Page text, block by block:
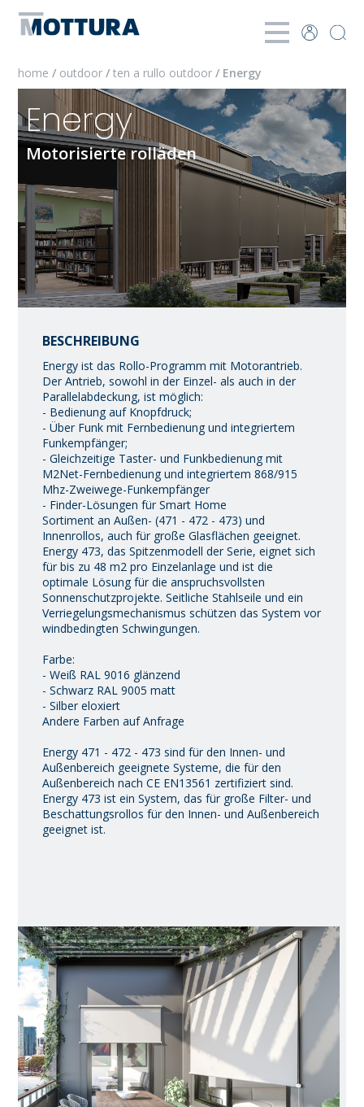
home / outdoor/ten a rullo outdoor/ Energy
Energy
Motorisierte rolläden
BESCHREIBUNG
Energy ist das Rollo-Programm mit Motorantrieb.
Der Antrieb, sowohl in der Einzel- als auch in der
Parallelabdeckung, ist möglich:
- Bedienung auf Knopfdruck;
- Über Funk mit Fernbedienung und integriertem
Funkempfänger;
- Gleichzeitige Taster- und Funkbedienung mit
M2Net-Fernbedienung und integriertem 868/915
Mhz-Zweiwege-Funkempfänger
- Finder-Lösungen für Smart Home
Sortiment an Außen- (471 - 472 - 473) und
Innenrollos, auch für große Glasflächen geeignet.
Energy 473, das Spitzenmodell der Serie, eignet sich
für bis zu 48 m2 pro Einzelanlage und ist die
optimale Lösung für die anspruchsvollsten
Sonnenschutzprojekte. Seitliche Stahlseile und ein
Verriegelungsmechanismus schützen das System vor
windbedingten Schwingungen.
Farbe:
- Weiß RAL 9016 glänzend
- Schwarz RAL 9005 matt
- Silber eloxiert
Andere Farben auf Anfrage
Energy 471 - 472 - 473 sind für den Innen- und
Außenbereich geeignete Systeme, die für den
Außenbereich nach CE EN13561 zertifiziert sind.
Energy 473 ist ein System, das für große Filter- und
Beschattungsrollos für den Innen- und Außenbereich
geeignet ist.